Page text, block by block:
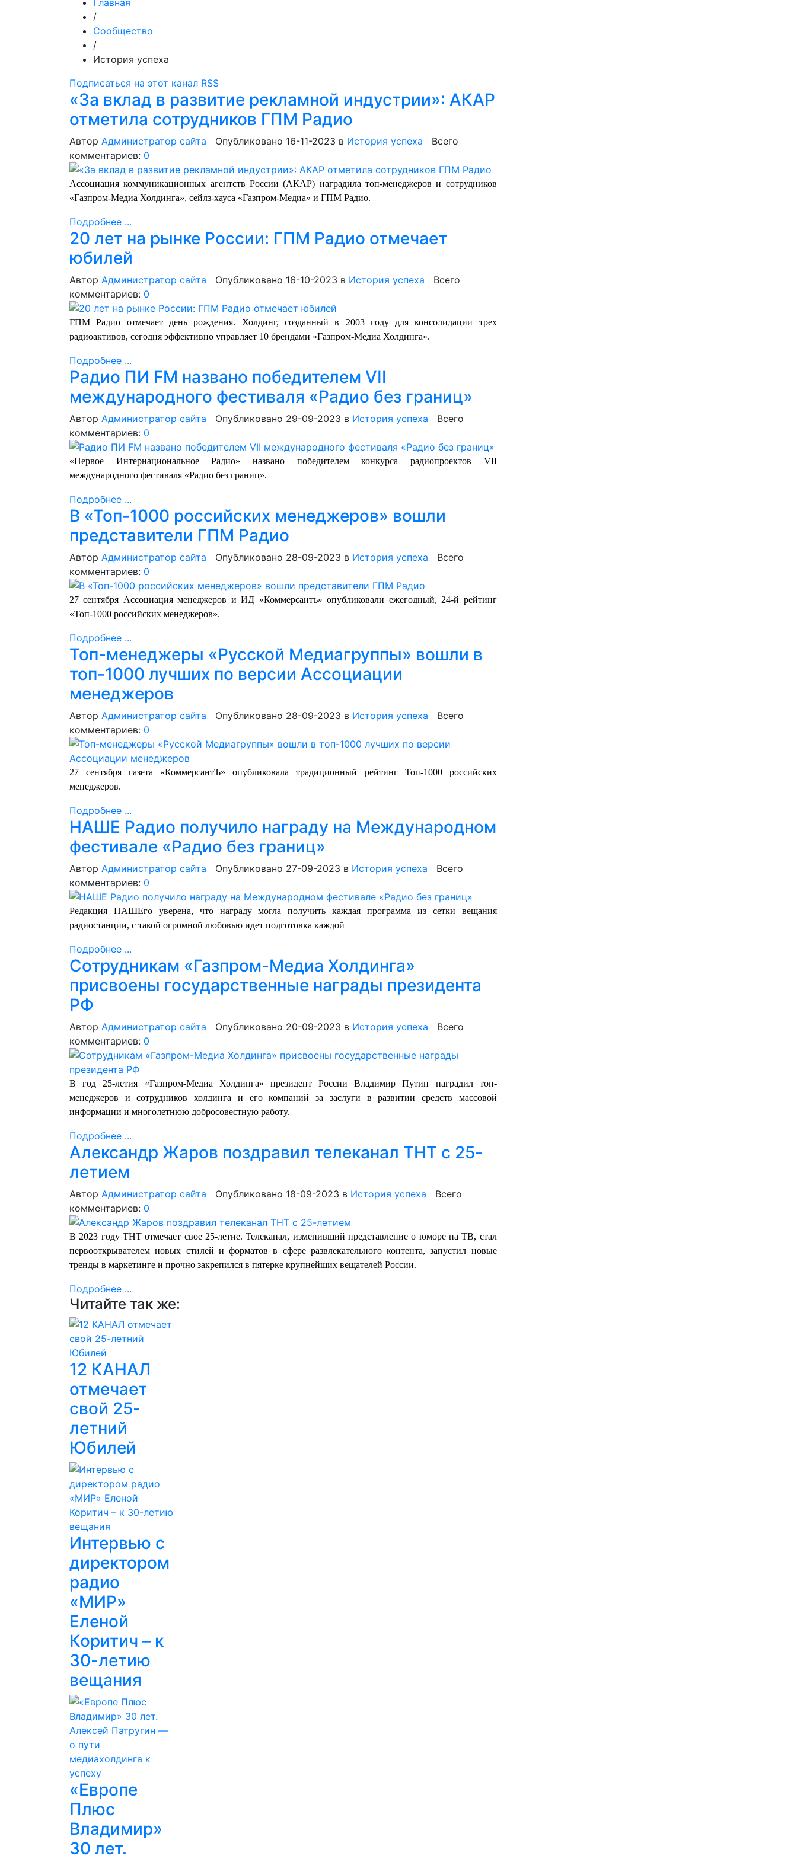
Главная
/
Сообщество
/
История успеха
Подписаться на этот канал RSS
«За вклад в развитие рекламной индустрии»: АКАР
отметила сотрудников ГПМ Радио
Автор Администратор сайта Опубликовано 16-11-2023 в История успеха Всего
комментариев: 0
Ассоциация коммуникационных агентств России (АКАР) наградила топ-менеджеров и сотрудников
«Газпром-Медиа Холдинга», сейлз-хауса «Газпром-Медиа» и ГПМ Радио.
Подробнее ...
20 лет на рынке России: ГПМ Радио отмечает
юбилей
Автор Администратор сайта Опубликовано 16-10-2023 в История успеха Всего
комментариев: 0
ГПМ Радио отмечает день рождения. Холдинг, созданный в 2003 году для консолидации трех
радиоактивов, сегодня эффективно управляет 10 брендами «Газпром-Медиа Холдинга».
Подробнее ...
Радио ПИ FM названо победителем VII
международного фестиваля «Радио без границ»
Автор Администратор сайта Опубликовано 29-09-2023 в История успеха Всего
комментариев: 0
«Первое Интернациональное Радио» названо победителем конкурса радиопроектов VII
международного фестиваля «Радио без границ».
Подробнее ...
В «Топ-1000 российских менеджеров» вошли
представители ГПМ Радио
Автор Администратор сайта Опубликовано 28-09-2023 в История успеха Всего
комментариев: 0
27 сентября Ассоциация менеджеров и ИД «Коммерсантъ» опубликовали ежегодный, 24-й рейтинг
«Топ-1000 российских менеджеров».
Подробнее ...
Топ-менеджеры «Русской Медиагруппы» вошли в
топ-1000 лучших по версии Ассоциации
менеджеров
Автор Администратор сайта Опубликовано 28-09-2023 в История успеха Всего
комментариев: 0
27 сентября газета «КоммерсантЪ» опубликовала традиционный рейтинг Топ-1000 российских
менеджеров.
Подробнее ...
НАШЕ Радио получило награду на Международном
фестивале «Радио без границ»
Автор Администратор сайта Опубликовано 27-09-2023 в История успеха Всего
комментариев: 0
Редакция НАШЕго уверена, что награду могла получить каждая программа из сетки вещания
радиостанции, с такой огромной любовью идет подготовка каждой
Подробнее ...
Сотрудникам «Газпром-Медиа Холдинга»
присвоены государственные награды президента
РФ
Автор Администратор сайта Опубликовано 20-09-2023 в История успеха Всего
комментариев: 0
В год 25-летия «Газпром-Медиа Холдинга» президент России Владимир Путин наградил топ-
менеджеров и сотрудников холдинга и его компаний за заслуги в развитии средств массовой
информации и многолетнюю добросовестную работу.
Подробнее ...
Александр Жаров поздравил телеканал ТНТ с 25-
летием
Автор Администратор сайта Опубликовано 18-09-2023 в История успеха Всего
комментариев: 0
В 2023 году ТНТ отмечает свое 25-летие. Телеканал, изменивший представление о юморе на ТВ, стал
первооткрывателем новых стилей и форматов в сфере развлекательного контента, запустил новые
тренды в маркетинге и прочно закрепился в пятерке крупнейших вещателей России.
Подробнее ...
Читайте так же:
12 КАНАЛ
отмечает
свой 25-
летний
Юбилей
Интервью с
директором
радио
«МИР»
Еленой
Коритич – к
30-летию
вещания
«Европе
Плюс
Владимир»
30 лет.